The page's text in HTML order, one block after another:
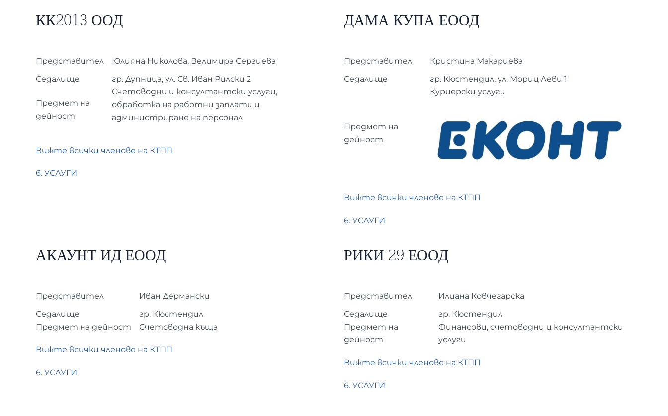
КК2013 ООД
Представител
Юлияна Николова, Велимира Сергиева
Седалище
гр. Дупница, ул. Св. Иван Рилски 2
Предмет на
дейност
Счетоводни и консултантски услуги,
обработка на работни заплати и
администриране на персонал
Вижте всички членове на КТПП
6. УСЛУГИ
ДАМА КУПА ЕООД
Представител
Кристина Макариева
Седалище
гр. Кюстендил, ул. Мориц Леви 1
Предмет на
дейност
Куриерски услуги
Вижте всички членове на КТПП
6. УСЛУГИ
АКАУНТ ИД ЕООД
Представител
Иван Дермански
Седалище
гр. Кюстендил
Предмет на дейност
Счетоводна къща
Вижте всички членове на КТПП
6. УСЛУГИ
РИКИ 29 ЕООД
Представител
Илиана Ковчегарска
Седалище
гр. Кюстендил
Предмет на
дейност
Финансови, счетоводни и консултантски
услуги
Вижте всички членове на КТПП
6. УСЛУГИ